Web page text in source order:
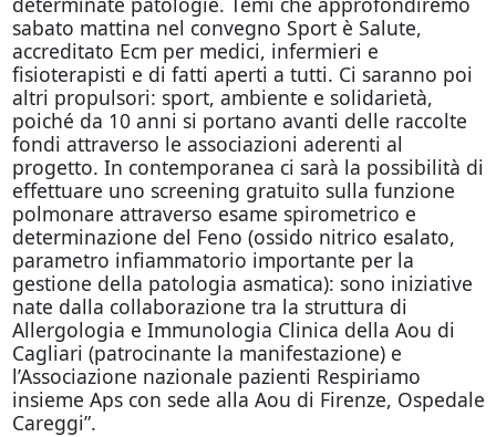
sabato mattina nel convegno Sport è Salute,
accreditato Ecm per medici, infermieri e
fisioterapisti e di fatti aperti a tutti. Ci saranno poi
altri propulsori: sport, ambiente e solidarietà,
poiché da 10 anni si portano avanti delle raccolte
fondi attraverso le associazioni aderenti al
progetto. In contemporanea ci sarà la possibilità di
effettuare uno screening gratuito sulla funzione
polmonare attraverso esame spirometrico e
determinazione del Feno (ossido nitrico esalato,
parametro infiammatorio importante per la
gestione della patologia asmatica): sono iniziative
nate dalla collaborazione tra la struttura di
Allergologia e Immunologia Clinica della Aou di
Cagliari (patrocinante la manifestazione) e
l’Associazione nazionale pazienti Respiriamo
insieme Aps con sede alla Aou di Firenze, Ospedale
Careggi”.